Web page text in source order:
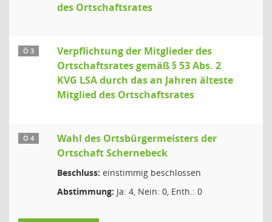
des Ortschaftsrates
Ö 3
Verpflichtung der Mitglieder des
Ortschaftsrates gemäß § 53 Abs. 2
KVG LSA durch das an Jahren älteste
Mitglied des Ortschaftsrates
Ö 4
Wahl des Ortsbürgermeisters der
Ortschaft Schernebeck
Beschluss: einstimmig beschlossen
Abstimmung: Ja: 4, Nein: 0, Enth.: 0